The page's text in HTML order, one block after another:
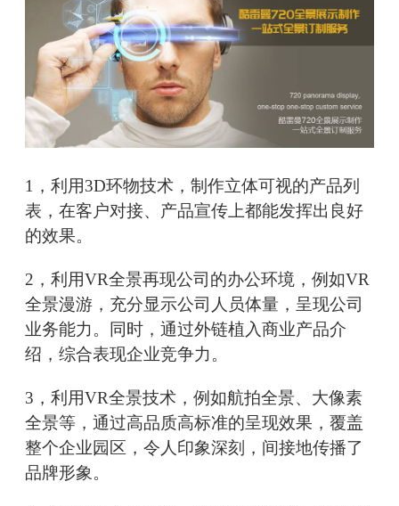
1，利用3D环物技术，制作立体可视的产品列
表，在客户对接、产品宣传上都能发挥出良好
的效果。
2，利用VR全景再现公司的办公环境，例如VR
全景漫游，充分显示公司人员体量，呈现公司
业务能力。同时，通过外链植入商业产品介
绍，综合表现企业竞争力。
3，利用VR全景技术，例如航拍全景、大像素
全景等，通过高品质高标准的呈现效果，覆盖
整个企业园区，令人印象深刻，间接地传播了
品牌形象。